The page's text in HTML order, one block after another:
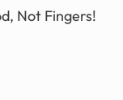
Not Fingers!